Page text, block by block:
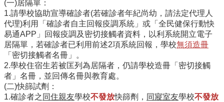
學
校
組
織
E
化
校
務
(一)居隔單：
1.請學校協助宣導確診者(若確診者年紀尚幼，請法定代理人
代理)利用「確診者自主回報疫調系統」或「全民健保行動快
易通APP」回報疫調及密切接觸者資料，以利系統開立電子
居隔單，若確診者已利用前述2項系統回報，學校無須造冊
「密切接觸者名冊」。
2.學校住宿生若被匡列為居隔者，仍請學校造冊「密切接觸
者」名冊，並回傳名冊與教育處。
(二)快篩試劑：
1.確診者之 同住親友學校不發放快篩劑， 同寢室友學校不發放